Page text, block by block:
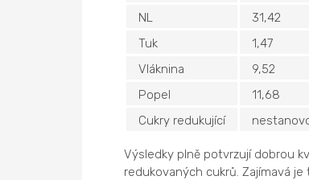
NL
31,42
Tuk
1,47
Vláknina
9,52
Popel
11,68
Cukry redukující
Výsledky plně potvrzují dobrou
redukovaných cukrů. Zajímavá